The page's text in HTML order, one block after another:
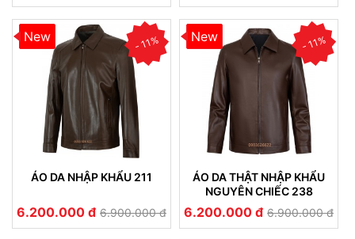
New - 11%
ÁO DA NHẬP KHẨU 211
6.200.000 đ 6.900.000 đ
New - 11%
ÁO DA THẬT NHẬP KHẨU
NGUYÊN CHIẾC 238
6.200.000 đ 6.900.000 đ